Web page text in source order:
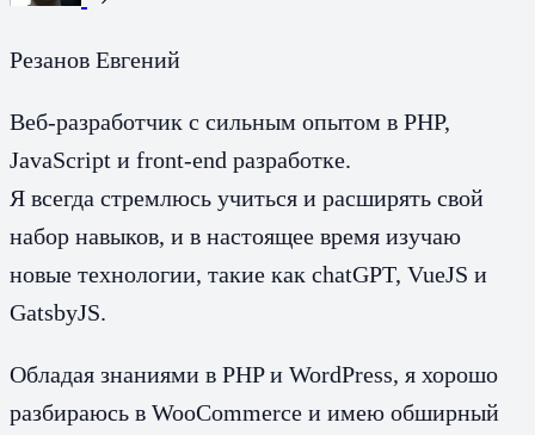
Резанов Евгений
Веб-разработчик с сильным опытом в PHP,
JavaScript и front-end разработке.
Я всегда стремлюсь учиться и расширять свой
набор навыков, и в настоящее время изучаю
новые технологии, такие как chatGPT, VueJS и
GatsbyJS.
Обладая знаниями в PHP и WordPress, я хорошо
разбираюсь в WooCommerce и имею обширный